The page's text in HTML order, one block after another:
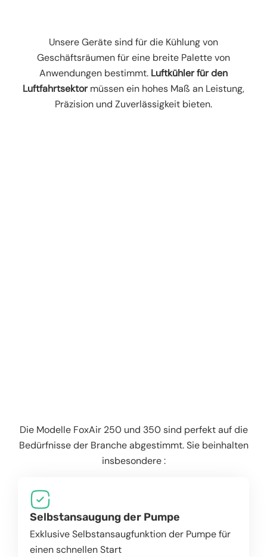
Unsere Geräte sind für die Kühlung von
Geschäftsräumen für eine breite Palette von
Anwendungen bestimmt. Luftkühler für den
Luftfahrtsektormüssen ein hohes Maß an Leistung,
Präzision und Zuverlässigkeit bieten.
Die Modelle FoxAir 250 und 350 sind perfekt auf die
Bedürfnisse der Branche abgestimmt. Sie beinhalten
insbesondere :
Selbstansaugung der Pumpe
Exklusive Selbstansaugfunktion der Pumpe für
einen schnellen Start